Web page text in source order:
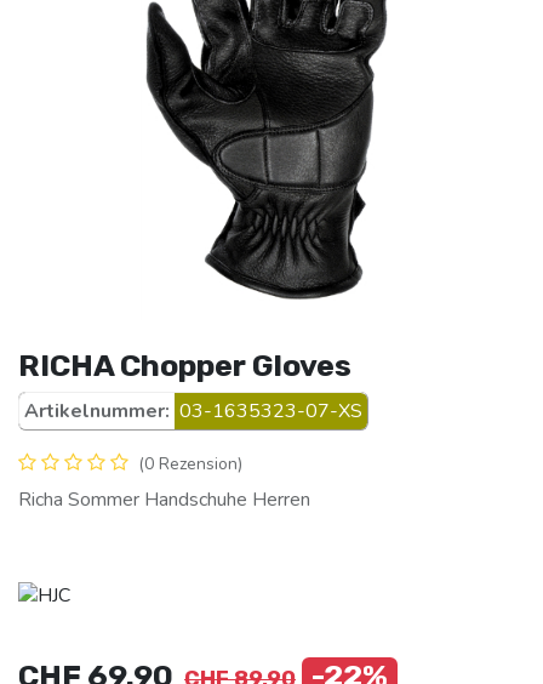
RICHA Chopper Gloves
Artikelnummer: 03-1635323-07-XS
(0 Rezension)
Richa Sommer Handschuhe Herren
CHF 69.90 -22%